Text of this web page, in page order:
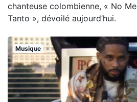
chanteuse colombienne, « No
Tanto », dévoilé aujourd’hui.
Musique